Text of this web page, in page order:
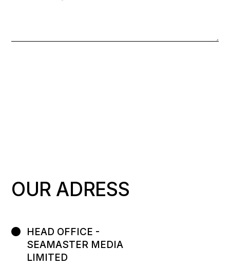
OUR ADRESS
HEAD OFFICE -
SEAMASTER MEDIA
LIMITED